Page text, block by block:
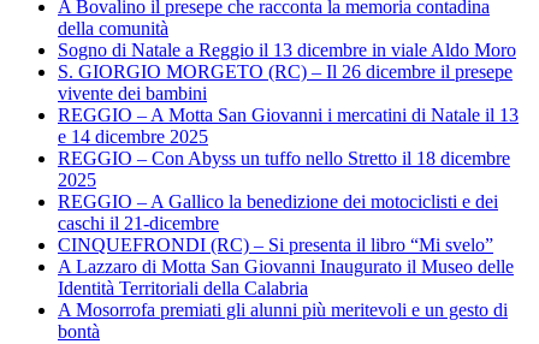
A Bovalino il presepe che racconta la memoria contadina
della comunità
Sogno di Natale a Reggio il 13 dicembre in viale Aldo Moro
S. GIORGIO MORGETO (RC) – Il 26 dicembre il presepe
vivente dei bambini
REGGIO – A Motta San Giovanni i mercatini di Natale il 13
e 14 dicembre 2025
REGGIO – Con Abyss un tuffo nello Stretto il 18 dicembre
2025
REGGIO – A Gallico la benedizione dei motociclisti e dei
caschi il 21-dicembre
CINQUEFRONDI (RC) – Si presenta il libro “Mi svelo”
A Lazzaro di Motta San Giovanni Inaugurato il Museo delle
Identità Territoriali della Calabria
A Mosorrofa premiati gli alunni più meritevoli e un gesto di
bontà